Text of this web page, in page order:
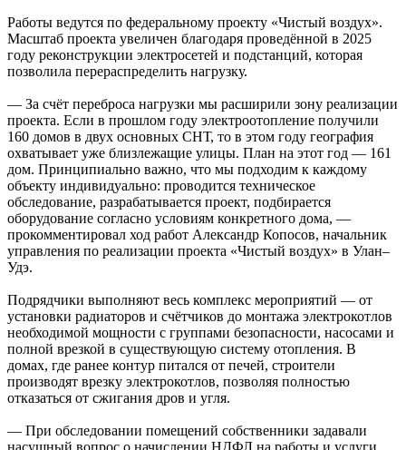
Работы ведутся по федеральному проекту «Чистый воздух».
Масштаб проекта увеличен благодаря проведённой в 2025
году реконструкции электросетей и подстанций, которая
позволила перераспределить нагрузку.
— За счёт переброса нагрузки мы расширили зону реализации
проекта. Если в прошлом году электроотопление получили
160 домов в двух основных СНТ, то в этом году география
охватывает уже близлежащие улицы. План на этот год — 161
дом. Принципиально важно, что мы подходим к каждому
объекту индивидуально: проводится техническое
обследование, разрабатывается проект, подбирается
оборудование согласно условиям конкретного дома, —
прокомментировал ход работ Александр Копосов, начальник
управления по реализации проекта «Чистый воздух» в Улан–
Удэ.
Подрядчики выполняют весь комплекс мероприятий — от
установки радиаторов и счётчиков до монтажа электрокотлов
необходимой мощности с группами безопасности, насосами и
полной врезкой в существующую систему отопления. В
домах, где ранее контур питался от печей, строители
производят врезку электрокотлов, позволяя полностью
отказаться от сжигания дров и угля.
— При обследовании помещений собственники задавали